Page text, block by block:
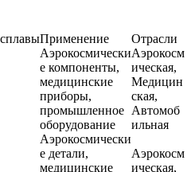
Применение Отрасли
Аэрокосмически
е компоненты,
медицинские
приборы,
промышленное
оборудование
Аэрокосм
ическая,
Медицин
ская,
Автомоб
ильная
Аэрокосмически
е детали,
медицинские
Аэрокосм
ическая,